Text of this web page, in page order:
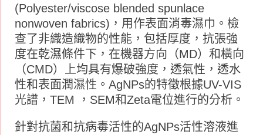
(Polyester/viscose blended spunlace
nonwoven fabrics)，用作表面消毒濕巾。檢
查了非織造織物的性能，包括厚度，抗張強
度在乾濕條件下，在機器方向（MD）和橫向
（CMD）上均具有爆破強度，透氣性，透水
性和表面潤濕性。AgNPs的特徵根據UV-VIS
光譜，TEM ，SEM和Zeta電位進行的分析。
針對抗菌和抗病毒活性的AgNPs活性溶液進